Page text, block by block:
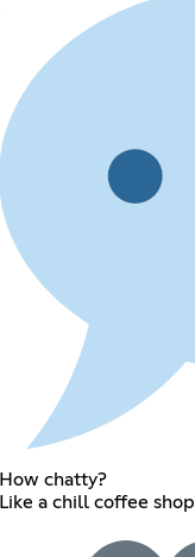
How chatty?
Like a chill coffee shop